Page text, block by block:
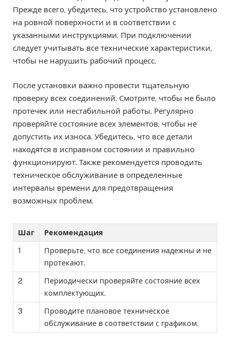
Прежде всего, убедитесь, что устройство установлено
на ровной поверхности и в соответствии с
указанными инструкциями. При подключении
следует учитывать все технические характеристики,
чтобы не нарушить рабочий процесс.
После установки важно провести тщательную
проверку всех соединений. Смотрите, чтобы не было
протечек или нестабильной работы. Регулярно
проверяйте состояние всех элементов, чтобы не
допустить их износа. Убедитесь, что все детали
находятся в исправном состоянии и правильно
функционируют. Также рекомендуется проводить
техническое обслуживание в определенные
интервалы времени для предотвращения
возможных проблем.
Шаг Рекомендация
1
Проверьте, что все соединения надежны и не
протекают.
2
Периодически проверяйте состояние всех
комплектующих.
3
Проводите плановое техническое
обслуживание в соответствии с графиком.